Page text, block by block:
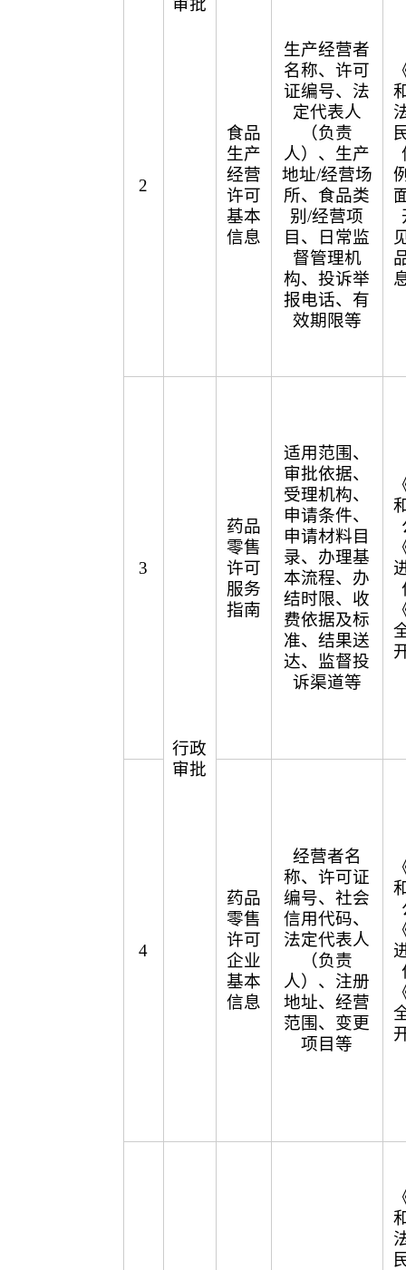
审批
2
食品
生产
经营
许可
基本
信息
生产经营者
名称、许可
证编号、法
定代表人
（负责
人）、生产
地址/经营场
所、食品类
别/经营项
目、日常监
督管理机
构、投诉举
报电话、有
效期限等
3
行政
审批
药品
零售
许可
服务
指南
适用范围、
审批依据、
受理机构、
申请条件、
申请材料目
录、办理基
本流程、办
结时限、收
费依据及标
准、结果送
达、监督投
诉渠道等
4
药品
零售
许可
企业
基本
信息
经营者名
称、许可证
编号、社会
信用代码、
法定代表人
（负责
人）、注册
地址、经营
范围、变更
项目等